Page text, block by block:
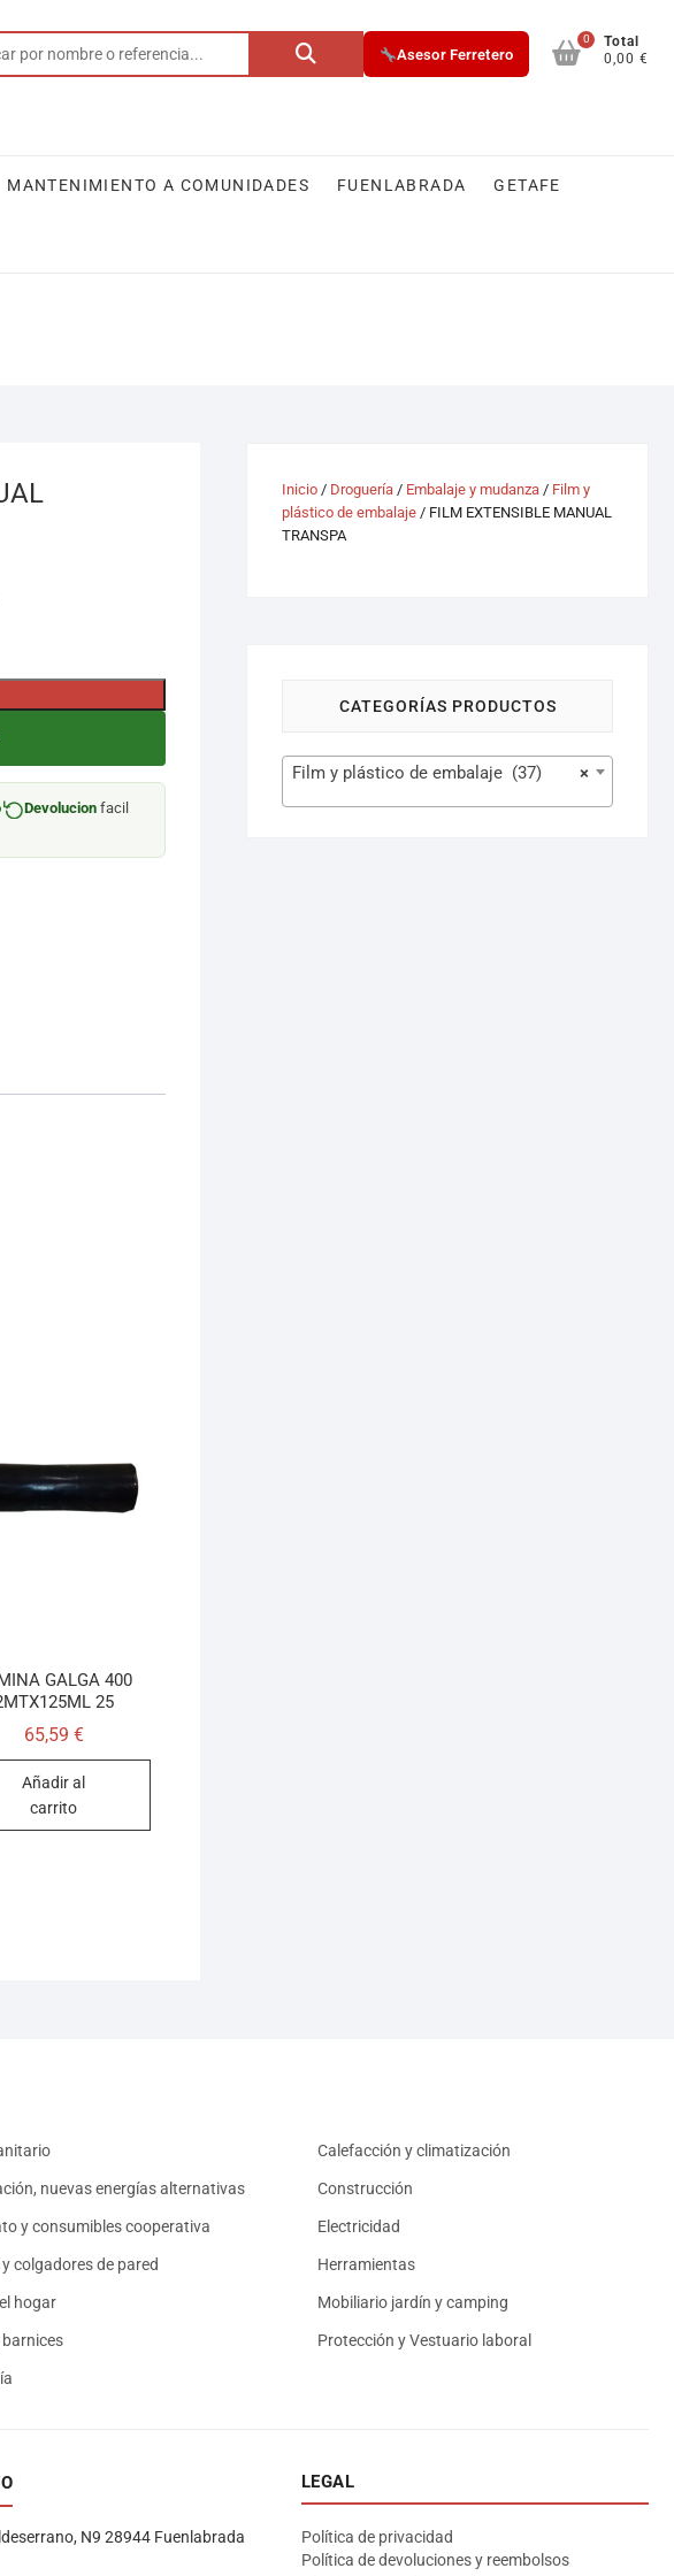
Buscar
Asesor Ferretero
0
Total
0,00 €
MANTENIMIENTO A COMUNIDADES FUENLABRADA GETAFE
Devolucion facil
GALGA 400
25
65,59 €
Añadir al
carrito
Inicio / Droguería / Embalaje y mudanza / Film y
plástico de embalaje / FILM EXTENSIBLE MANUAL
TRANSPA
CATEGORÍAS PRODUCTOS
×
Film y plástico de embalaje (37)
Calefacción y climatización
nuevas energías alternativas Construcción
y consumibles cooperativa Electricidad
colgadores de pared Herramientas
hogar Mobiliario jardín y camping
Protección y Vestuario laboral
N9 28944 Fuenlabrada
LEGAL
Política de privacidad
Política de devoluciones y reembolsos
Asesor El Arroyo
En línea · responde en segundos